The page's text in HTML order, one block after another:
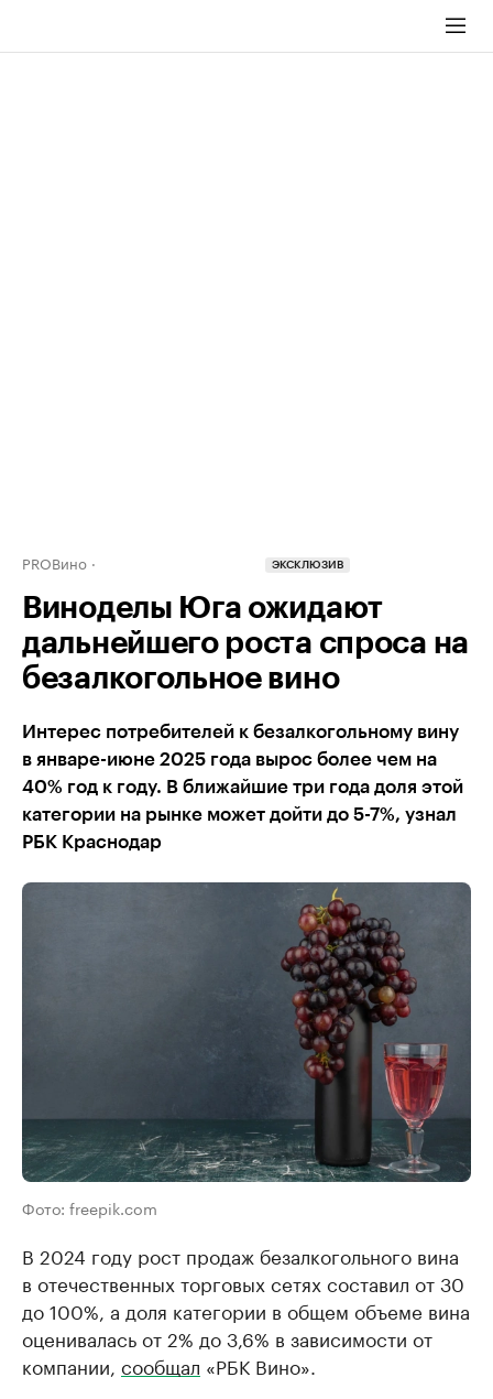
PROВино ЭКСКЛЮЗИВ
Виноделы Юга ожидают
дальнейшего роста спроса на
безалкогольное вино
Интерес потребителей к безалкогольному вину
в январе-июне 2025 года вырос более чем на
40% год к году. В ближайшие три года доля этой
категории на рынке может дойти до 5-7%, узнал
РБК Краснодар
Фото: freepik.com
В 2024 году рост продаж безалкогольного вина
в отечественных торговых сетях составил от 30
до 100%, а доля категории в общем объеме вина
оценивалась от 2% до 3,6% в зависимости от
компании, сообщал «РБК Вино».